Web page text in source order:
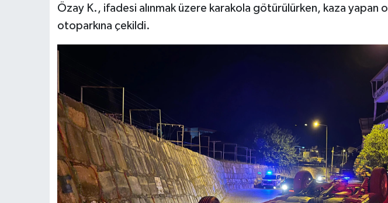
Özay K., ifadesi alınmak üzere karakola götürülürken, kaza yapan
otoparkına çekildi.